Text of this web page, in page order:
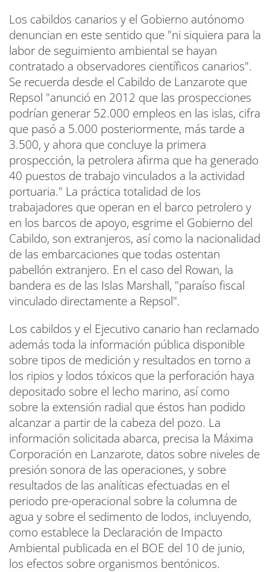
Los cabildos canarios y el Gobierno autónomo
denuncian en este sentido que "ni siquiera para la
labor de seguimiento ambiental se hayan
contratado a observadores científicos canarios".
Se recuerda desde el Cabildo de Lanzarote que
Repsol "anunció en 2012 que las prospecciones
podrían generar 52.000 empleos en las islas, cifra
que pasó a 5.000 posteriormente, más tarde a
3.500, y ahora que concluye la primera
prospección, la petrolera afirma que ha generado
40 puestos de trabajo vinculados a la actividad
portuaria." La práctica totalidad de los
trabajadores que operan en el barco petrolero y
en los barcos de apoyo, esgrime el Gobierno del
Cabildo, son extranjeros, así como la nacionalidad
de las embarcaciones que todas ostentan
pabellón extranjero. En el caso del Rowan, la
bandera es de las Islas Marshall, "paraíso fiscal
vinculado directamente a Repsol".
Los cabildos y el Ejecutivo canario han reclamado
además toda la información pública disponible
sobre tipos de medición y resultados en torno a
los ripios y lodos tóxicos que la perforación haya
depositado sobre el lecho marino, así como
sobre la extensión radial que éstos han podido
alcanzar a partir de la cabeza del pozo. La
información solicitada abarca, precisa la Máxima
Corporación en Lanzarote, datos sobre niveles de
presión sonora de las operaciones, y sobre
resultados de las analíticas efectuadas en el
periodo pre-operacional sobre la columna de
agua y sobre el sedimento de lodos, incluyendo,
como establece la Declaración de Impacto
Ambiental publicada en el BOE del 10 de junio,
los efectos sobre organismos bentónicos.